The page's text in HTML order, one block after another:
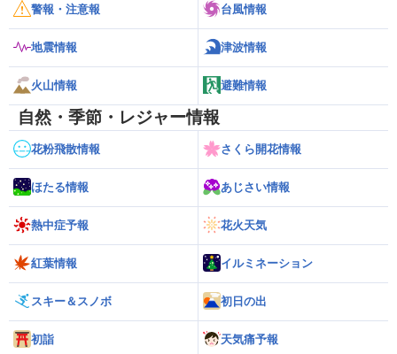
警報・注意報 台風情報
地震情報 津波情報
火山情報 避難情報
自然・季節・レジャー情報
花粉飛散情報 さくら開花情報
ほたる情報 あじさい情報
熱中症予報 花火天気
紅葉情報 イルミネーション
スキー＆スノボ 初日の出
初詣 天気痛予報